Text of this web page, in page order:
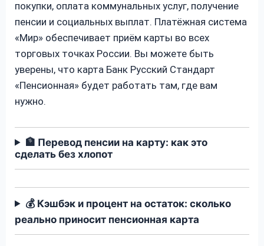
покупки, оплата коммунальных услуг, получение
пенсии и социальных выплат. Платёжная система
«Мир» обеспечивает приём карты во всех
торговых точках России. Вы можете быть
уверены, что карта Банк Русский Стандарт
«Пенсионная» будет работать там, где вам
нужно.
🏦 Перевод пенсии на карту: как это
сделать без хлопот
💰 Кэшбэк и процент на остаток: сколько
реально приносит пенсионная карта